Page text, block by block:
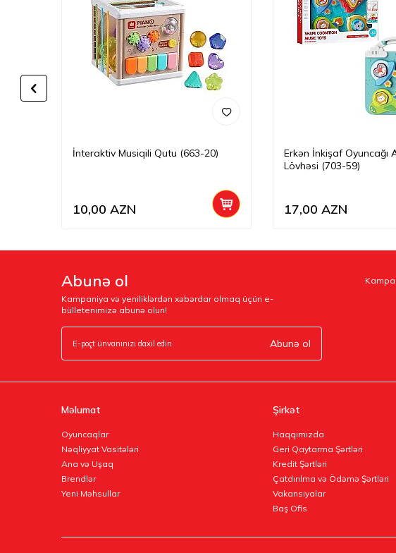
İnteraktiv Musiqili Qutu (663-20)
10,00 AZN
Erkən İnkişaf Oyuncağı
Lövhəsi (703-59)
17,00 AZN
Abunə ol
Kampaniya və yeniliklərdən xəbərdar olmaq üçün e-
bülletenimizə abunə olun!
Abunə ol
Məlumat
Oyuncaqlar
Nəqliyyat Vasitələri
Ana və Uşaq
Brendlər
Yeni Məhsullar
Şirkət
Haqqımızda
Geri Qaytarma Şərtləri
Kredit Şərtləri
Çatdırılma və Ödəmə Şərtləri
Vakansiyalar
Baş Ofis